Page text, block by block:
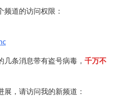
频道的访问权限：
条消息带有盗号病毒， 千万不
，请访问我的新频道：